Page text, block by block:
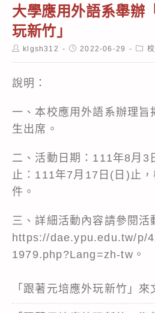
大學應用外語系舉辦
玩新竹」
Postklgsh312
Post2022-06-29
Post
說明：
一、本校應用外語系辦理旨
生出席。
二、活動日期：111年8月3
止：111年7月17日(日)止
件。
三、詳細活動內容請參閱活
https://dae.ypu.edu.tw/p/
1979.php?Lang=zh-tw。
「跟著元培應外玩新竹」來